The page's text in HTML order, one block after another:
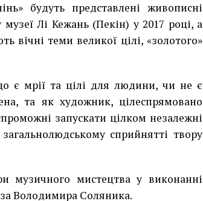
будуть представлені живописні
Лі Кежань (Пекін) у 2017 році, а
вічні теми великої цілі, «золотого»
є мрії та цілі для людини, чи не є
та як художник, цілеспрямовано
запускати цілком незалежні
сприйнятті твору
музичного мистецтва у виконанні
Володимира Соляника.